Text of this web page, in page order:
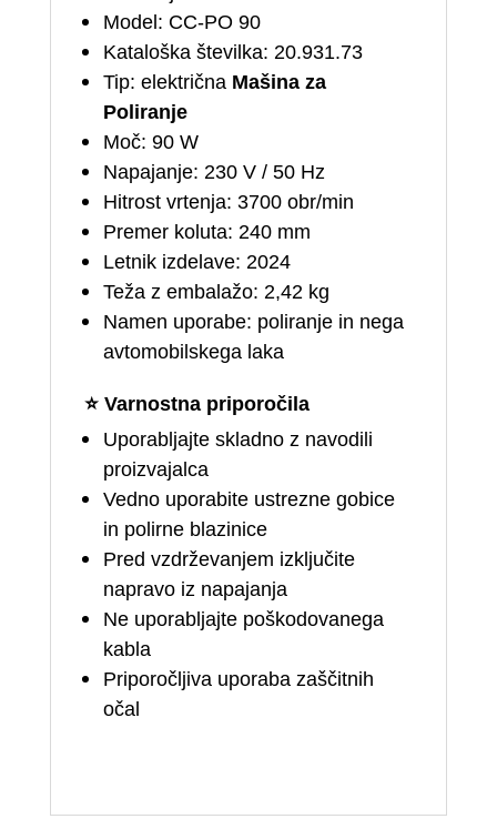
Model: CC‑PO 90
Kataloška številka: 20.931.73
Tip: električna Mašina za
Poliranje
Moč: 90 W
Napajanje: 230 V / 50 Hz
Hitrost vrtenja: 3700 obr/min
Premer koluta: 240 mm
Letnik izdelave: 2024
Teža z embalažo: 2,42 kg
Namen uporabe: poliranje in nega
avtomobilskega laka
⭐ Varnostna priporočila
Uporabljajte skladno z navodili
proizvajalca
Vedno uporabite ustrezne gobice
in polirne blazinice
Pred vzdrževanjem izključite
napravo iz napajanja
Ne uporabljajte poškodovanega
kabla
Priporočljiva uporaba zaščitnih
očal